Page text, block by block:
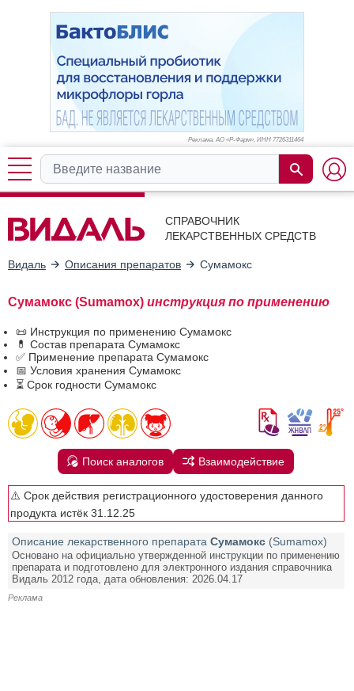
Реклама. АО «Р-Фарм», ИНН 7726311464
СПРАВОЧНИК
ЛЕКАРСТВЕННЫХ СРЕДСТВ
Видаль Описания препаратов Сумамокс
Сумамокс (Sumamox) инструкция по применению
📜 Инструкция по применению Сумамокс
💊 Состав препарата Сумамокс
✅ Применение препарата Сумамокс
📅 Условия хранения Сумамокс
⏳ Срок годности Сумамокс
Поиск аналогов Взаимодействие
⚠️ Срок действия регистрационного удостоверения данного
продукта истёк 31.12.25
Описание лекарственного препарата Сумамокс (Sumamox)
Основано на официально утвержденной инструкции по применению
препарата и подготовлено для электронного издания справочника
Видаль 2012 года, дата обновления: 2026.04.17
Реклама